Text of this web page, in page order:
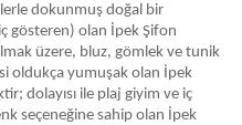
dokunmuş doğal bir
gösteren) olan İpek Şifon
üzere, bluz, gömlek ve tunik
oldukça yumuşak olan İpek
dolayısı ile plaj giyim ve iç
seçeneğine sahip olan İpek